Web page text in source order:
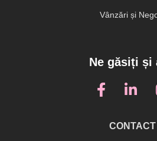
Vânzări și
Ne găsiți și
CONTACT